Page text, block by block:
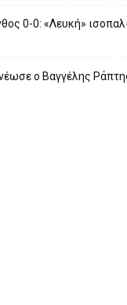
0-0: «Λευκή»
ο Βαγγέλης